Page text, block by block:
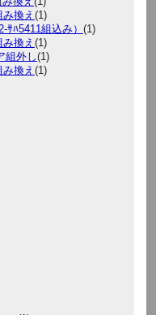
換え (1)
ﾊ5411組込み） (1)
換え (1)
組外し(1)
換え (1)